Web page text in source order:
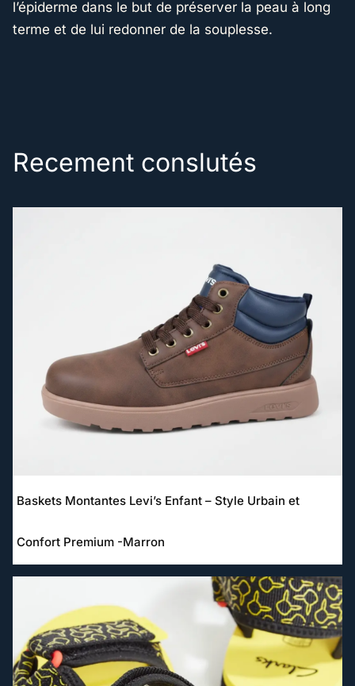
l’épiderme dans le but de préserver la peau à long
terme et de lui redonner de la souplesse.
Recement conslutés
Baskets Montantes Levi’s Enfant – Style Urbain et
Confort Premium -Marron